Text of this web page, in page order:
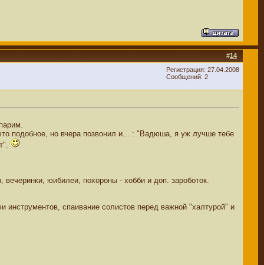
#14
Регистрация: 27.04.2008
Сообщений: 2
подобное, но вчера позвонил и... : "Вадюша, я уж лучше тебе
вечеринки, юибилеи, похороны - хобби и доп. зароботок.
спаивание солистов перед важной "халтурой" и